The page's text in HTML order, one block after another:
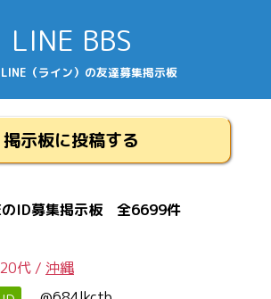
LINE BBS
（ライン）の友達募集掲示板
掲示板に投稿する
のID募集掲示板 全6699件
20代 / 沖縄